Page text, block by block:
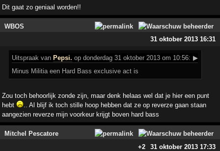
Dit gaat zo geniaal worden!!
WBOS
31 oktober 2013 16:31
Uitspraak van Pepsi. op donderdag 31 oktober 2013 om 10:56: ▶
Minus Militia een Hard Bass exclusive act is
Zou toch behoorlijk zonde zijn, maar denk helaas wel dat je hier een punt
hebt
.. Al blijf ik toch stille hoop hebben dat ze op reverze gaan staan
aangezien reverze mijn voorkeur krijgt boven hard bass
Mitchel Pescatore
+2
31 oktober 2013 17:33